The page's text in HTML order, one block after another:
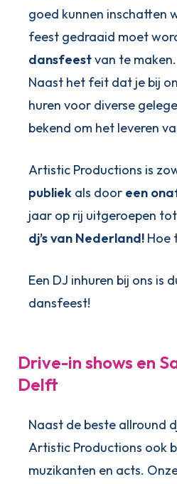
goed kunnen inschatten
feest gedraaid moet
dansfeestvan te maken.
Naast het feit dat je bij
huren voor diverse
bekend om het leveren
Artistic Productions is
publiek als door een
jaar op rij uitgeroepen tot
dj’s van Nederland! Hoe
Een DJ inhuren bij ons is
dansfeest!
Drive-in shows en
Delft
Naast de beste allround
Artistic Productions ook
muzikanten en acts.